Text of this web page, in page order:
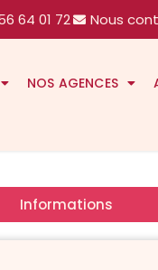
64 01 72 Nous
NOS AGENCES
Informations